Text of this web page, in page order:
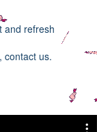
and refresh
contact us.